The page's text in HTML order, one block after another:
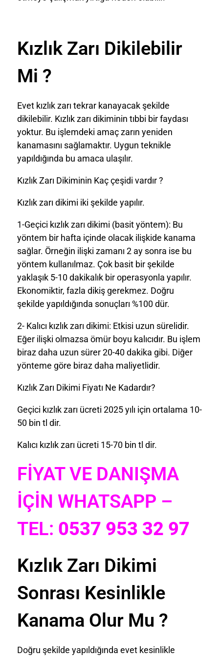
Kızlık Zarı Dikilebilir
Mi ?
Evet kızlık zarı tekrar kanayacak şekilde
dikilebilir. Kızlık zarı dikiminin tıbbi bir faydası
yoktur. Bu işlemdeki amaç zarın yeniden
kanamasını sağlamaktır. Uygun teknikle
yapıldığında bu amaca ulaşılır.
Kızlık Zarı Dikiminin Kaç çeşidi vardır ?
Kızlık zarı dikimi iki şekilde yapılır.
1-Geçici kızlık zarı dikimi (basit yöntem): Bu
yöntem bir hafta içinde olacak ilişkide kanama
sağlar. Örneğin ilişki zamanı 2 ay sonra ise bu
yöntem kullanılmaz. Çok basit bir şekilde
yaklaşık 5-10 dakikalık bir operasyonla yapılır.
Ekonomiktir, fazla dikiş gerekmez. Doğru
şekilde yapıldığında sonuçları %100 dür.
2- Kalıcı kızlık zarı dikimi: Etkisi uzun sürelidir.
Eğer ilişki olmazsa ömür boyu kalıcıdır. Bu işlem
biraz daha uzun sürer 20-40 dakika gibi. Diğer
yönteme göre biraz daha maliyetlidir.
Kızlık Zarı Dikimi Fiyatı Ne Kadardır?
Geçici kızlık zarı ücreti 2025 yılı için ortalama 10-
50 bin tl dir.
Kalıcı kızlık zarı ücreti 15-70 bin tl dir.
FİYAT VE DANIŞMA
İÇİN WHATSAPP –
TEL: 0537 953 32 97
Kızlık Zarı Dikimi
Sonrası Kesinlikle
Kanama Olur Mu ?
Doğru şekilde yapıldığında evet kesinlikle